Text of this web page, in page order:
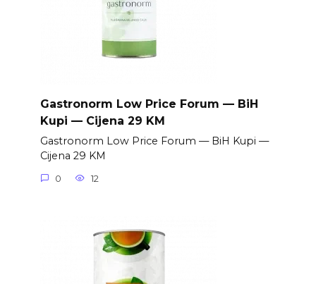
Gastronorm Low Price Forum — BiH
Kupi — Cijena 29 KM
Gastronorm Low Price Forum — BiH Kupi —
Cijena 29 KM
0 12